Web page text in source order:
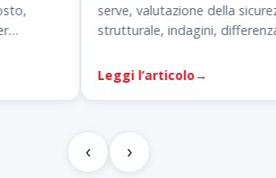
serve, valutazione della sicurezza
strutturale, indagini, differenza
Leggi l’articolo→
‹ ›